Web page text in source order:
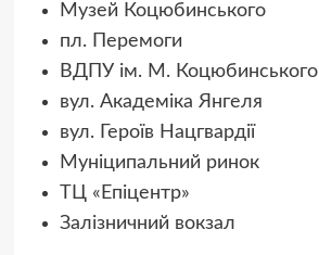
Музей Коцюбинського
пл. Перемоги
ВДПУ ім. М. Коцюбинського
вул. Академіка Янгеля
вул. Героїв Нацгвардії
Муніципальний ринок
ТЦ «Епіцентр»
Залізничний вокзал